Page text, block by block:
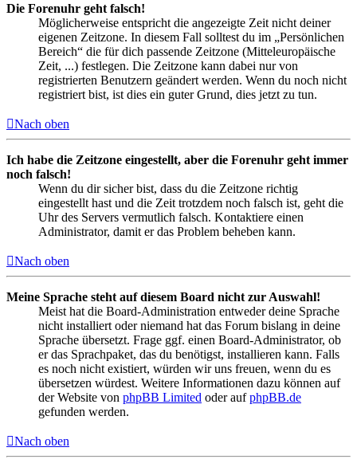
Die Forenuhr geht falsch!
Möglicherweise entspricht die angezeigte Zeit nicht deiner
eigenen Zeitzone. In diesem Fall solltest du im „Persönlichen
Bereich“ die für dich passende Zeitzone (Mitteleuropäische
Zeit, ...) festlegen. Die Zeitzone kann dabei nur von
registrierten Benutzern geändert werden. Wenn du noch nicht
registriert bist, ist dies ein guter Grund, dies jetzt zu tun.
Nach oben
Ich habe die Zeitzone eingestellt, aber die Forenuhr geht immer
noch falsch!
Wenn du dir sicher bist, dass du die Zeitzone richtig
eingestellt hast und die Zeit trotzdem noch falsch ist, geht die
Uhr des Servers vermutlich falsch. Kontaktiere einen
Administrator, damit er das Problem beheben kann.
Nach oben
Meine Sprache steht auf diesem Board nicht zur Auswahl!
Meist hat die Board-Administration entweder deine Sprache
nicht installiert oder niemand hat das Forum bislang in deine
Sprache übersetzt. Frage ggf. einen Board-Administrator, ob
er das Sprachpaket, das du benötigst, installieren kann. Falls
es noch nicht existiert, würden wir uns freuen, wenn du es
übersetzen würdest. Weitere Informationen dazu können auf
der Website von phpBB Limited oder aufphpBB.de
gefunden werden.
Nach oben